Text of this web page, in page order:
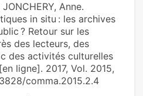
Anne.
in situ : les archives
? Retour sur les
des lecteurs, des
des activités culturelles
[en ligne]. 2017, Vol. 2015,
comma.2015.2.4